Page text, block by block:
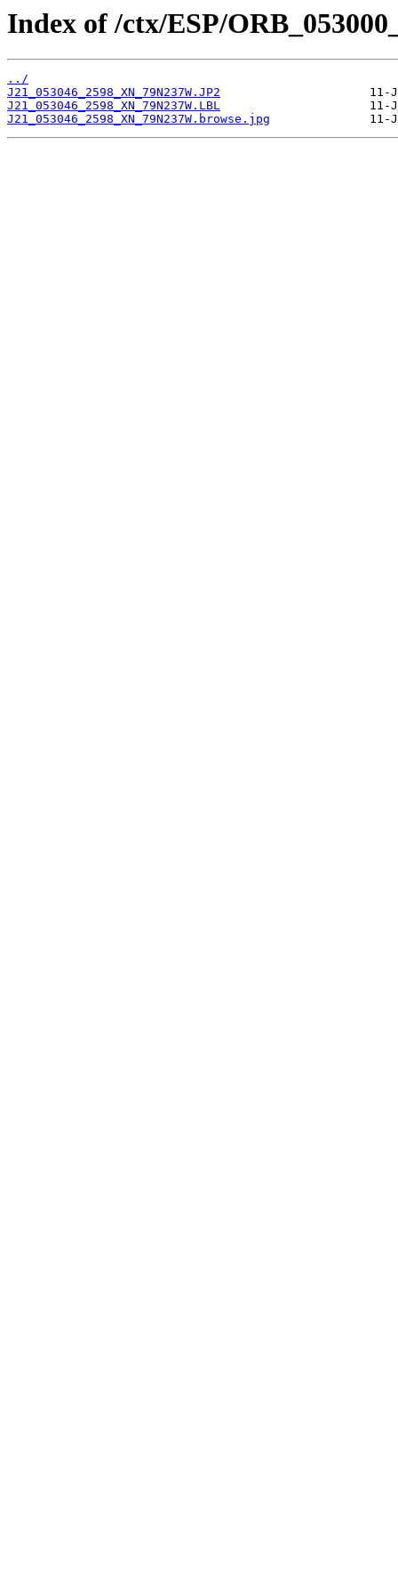
Index of /ctx/ESP/
../
J21_053046_2598_XN_79N237W.JP2
J21_053046_2598_XN_79N237W.LBL
J21_053046_2598_XN_79N237W.browse.jpg